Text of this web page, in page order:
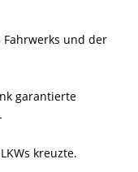
Fahrwerks und der
garantierte
kreuzte.